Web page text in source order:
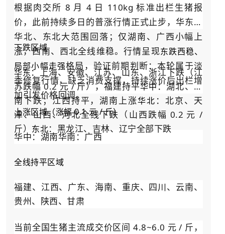
根据肉交所 8 月 4 日 110kg 标准出栏生猪报
价，此前持续多日的普涨行情正式止步，华东、
华北、东北大范围回落；仅湖南、广西小幅上
涨，西南、西北全线维稳。行情呈现东跌西稳、
局部小幅走强格局，验证前期判断：本轮属于淡
季修复行情，缺乏消费支撑，持续涨价后出栏增
加引发价格回调。
下跌区域
华东：上海、安徽、江苏、山东、浙江下跌（江
苏跌幅 0.2 元 / 斤），福建持平华中：湖北、河
南下跌；江西持平，湖南上涨华北 ：北京、天
津、山西、河北全线下跌（山西跌幅 0.2 元 /
斤） 东北：黑龙江、吉林、辽宁全部下跌
上涨区域（涨幅 0.1 元 / 斤）
华中：湖南华南：广西
全线持平区域
福建、江西、广东、海南、重庆、四川、云南、
贵州、陕西、甘肃
当前全国生猪主流成交价区间 4.8~6.0 元 / 斤，